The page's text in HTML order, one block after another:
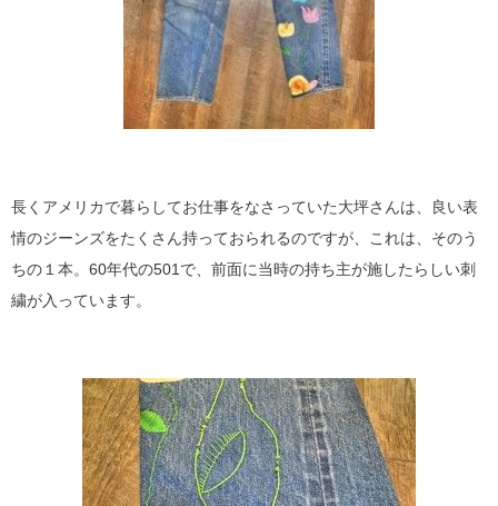
長くアメリカで暮らしてお仕事をなさっていた大坪さんは、良い表
情のジーンズをたくさん持っておられるのですが、これは、そのう
ちの１本。60年代の501で、前面に当時の持ち主が施したらしい刺
繍が入っています。